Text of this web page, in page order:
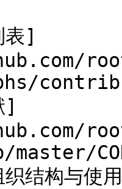
]
]
结构与使